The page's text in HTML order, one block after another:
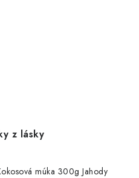
z lásky
múka 300g Jahody